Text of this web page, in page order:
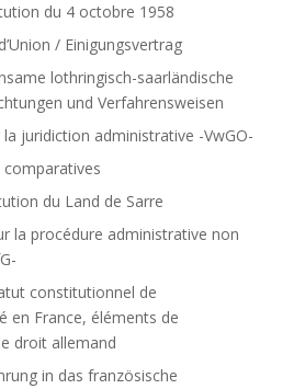
du 4 octobre 1958
/ Einigungsvertrag
lothringisch-saarländische
und Verfahrensweisen
la juridiction administrative -VwGO-
comparatives
du Land de Sarre
la procédure administrative non
constitutionnel de
en France, éléments de
droit allemand
in das französische